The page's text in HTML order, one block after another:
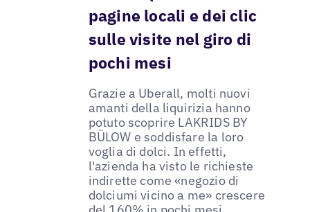
pagine locali e dei clic
sulle visite nel giro di
pochi mesi
Grazie a Uberall, molti nuovi
amanti della liquirizia hanno
potuto scoprire LAKRIDS BY
BÜLOW e soddisfare la loro
voglia di dolci. In effetti,
l'azienda ha visto le richieste
indirette come «negozio di
dolciumi vicino a me» crescere